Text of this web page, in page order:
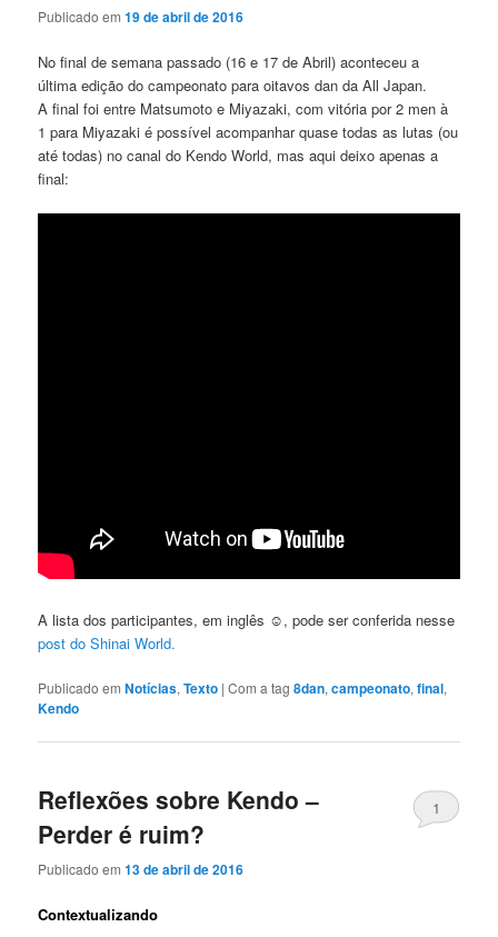
Publicado em19 de abril de 2016
No final de semana passado (16 e 17 de Abril) aconteceu a
última edição do campeonato para oitavos dan da All Japan.
A final foi entre Matsumoto e Miyazaki, com vitória por 2 men à
1 para Miyazaki é possível acompanhar quase todas as lutas (ou
até todas) no canal do Kendo World, mas aqui deixo apenas a
final:
A lista dos participantes, em inglês ☺, pode ser conferida nesse
post do Shinai World.
Publicado em Notícias,Texto |Com a tag8dan,campeonato,final,
Kendo
Reflexões sobre Kendo –
Perder é ruim?
Publicado em13 de abril de 2016
1
Contextualizando